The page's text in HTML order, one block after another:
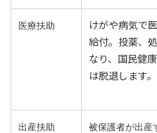
医療扶助
けがや病気で
給付。投薬、
なり、国民健
は脱退します。
出産扶助
被保護者が出産